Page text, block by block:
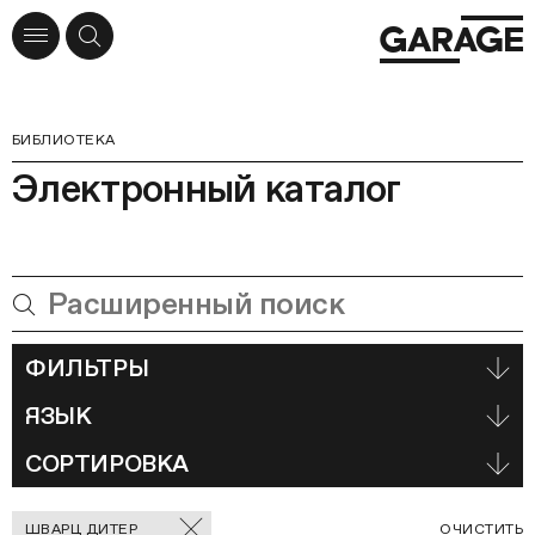
БИБЛИОТЕКА
Электронный каталог
ФИЛЬТРЫ
ЯЗЫК
СОРТИРОВКА
Отмеченные
ШВАРЦ ДИТЕР ОЧИСТИТЬ